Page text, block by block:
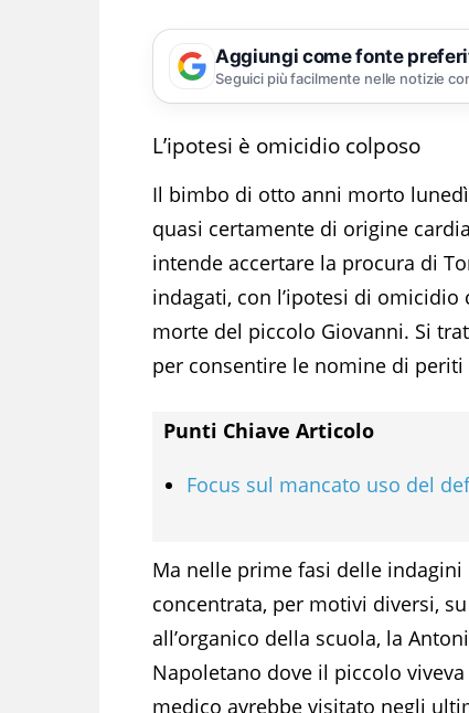
Aggiungi come fonte
Seguici più facilmente nelle notizie
L’ipotesi è omicidio colposo
Il bimbo di otto anni morto
quasi certamente di origine
intende accertare la procura di
indagati, con l’ipotesi di omicidio
morte del piccolo Giovanni. Si
per consentire le nomine di
Punti Chiave Articolo
Focus sul mancato uso del
Ma nelle prime fasi delle
concentrata, per motivi diversi,
all’organico della scuola, la
Napoletano dove il piccolo
medico avrebbe visitato negli